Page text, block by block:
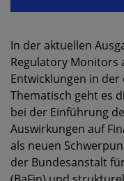
In der aktuellen
Regulatory Monitors
Entwicklungen in
Thematisch geht es
bei der Einführung
Auswirkungen auf
als neuen
der Bundesanstalt